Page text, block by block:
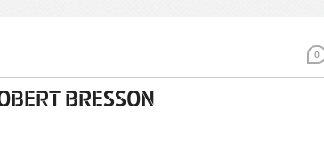
0
BRESSON